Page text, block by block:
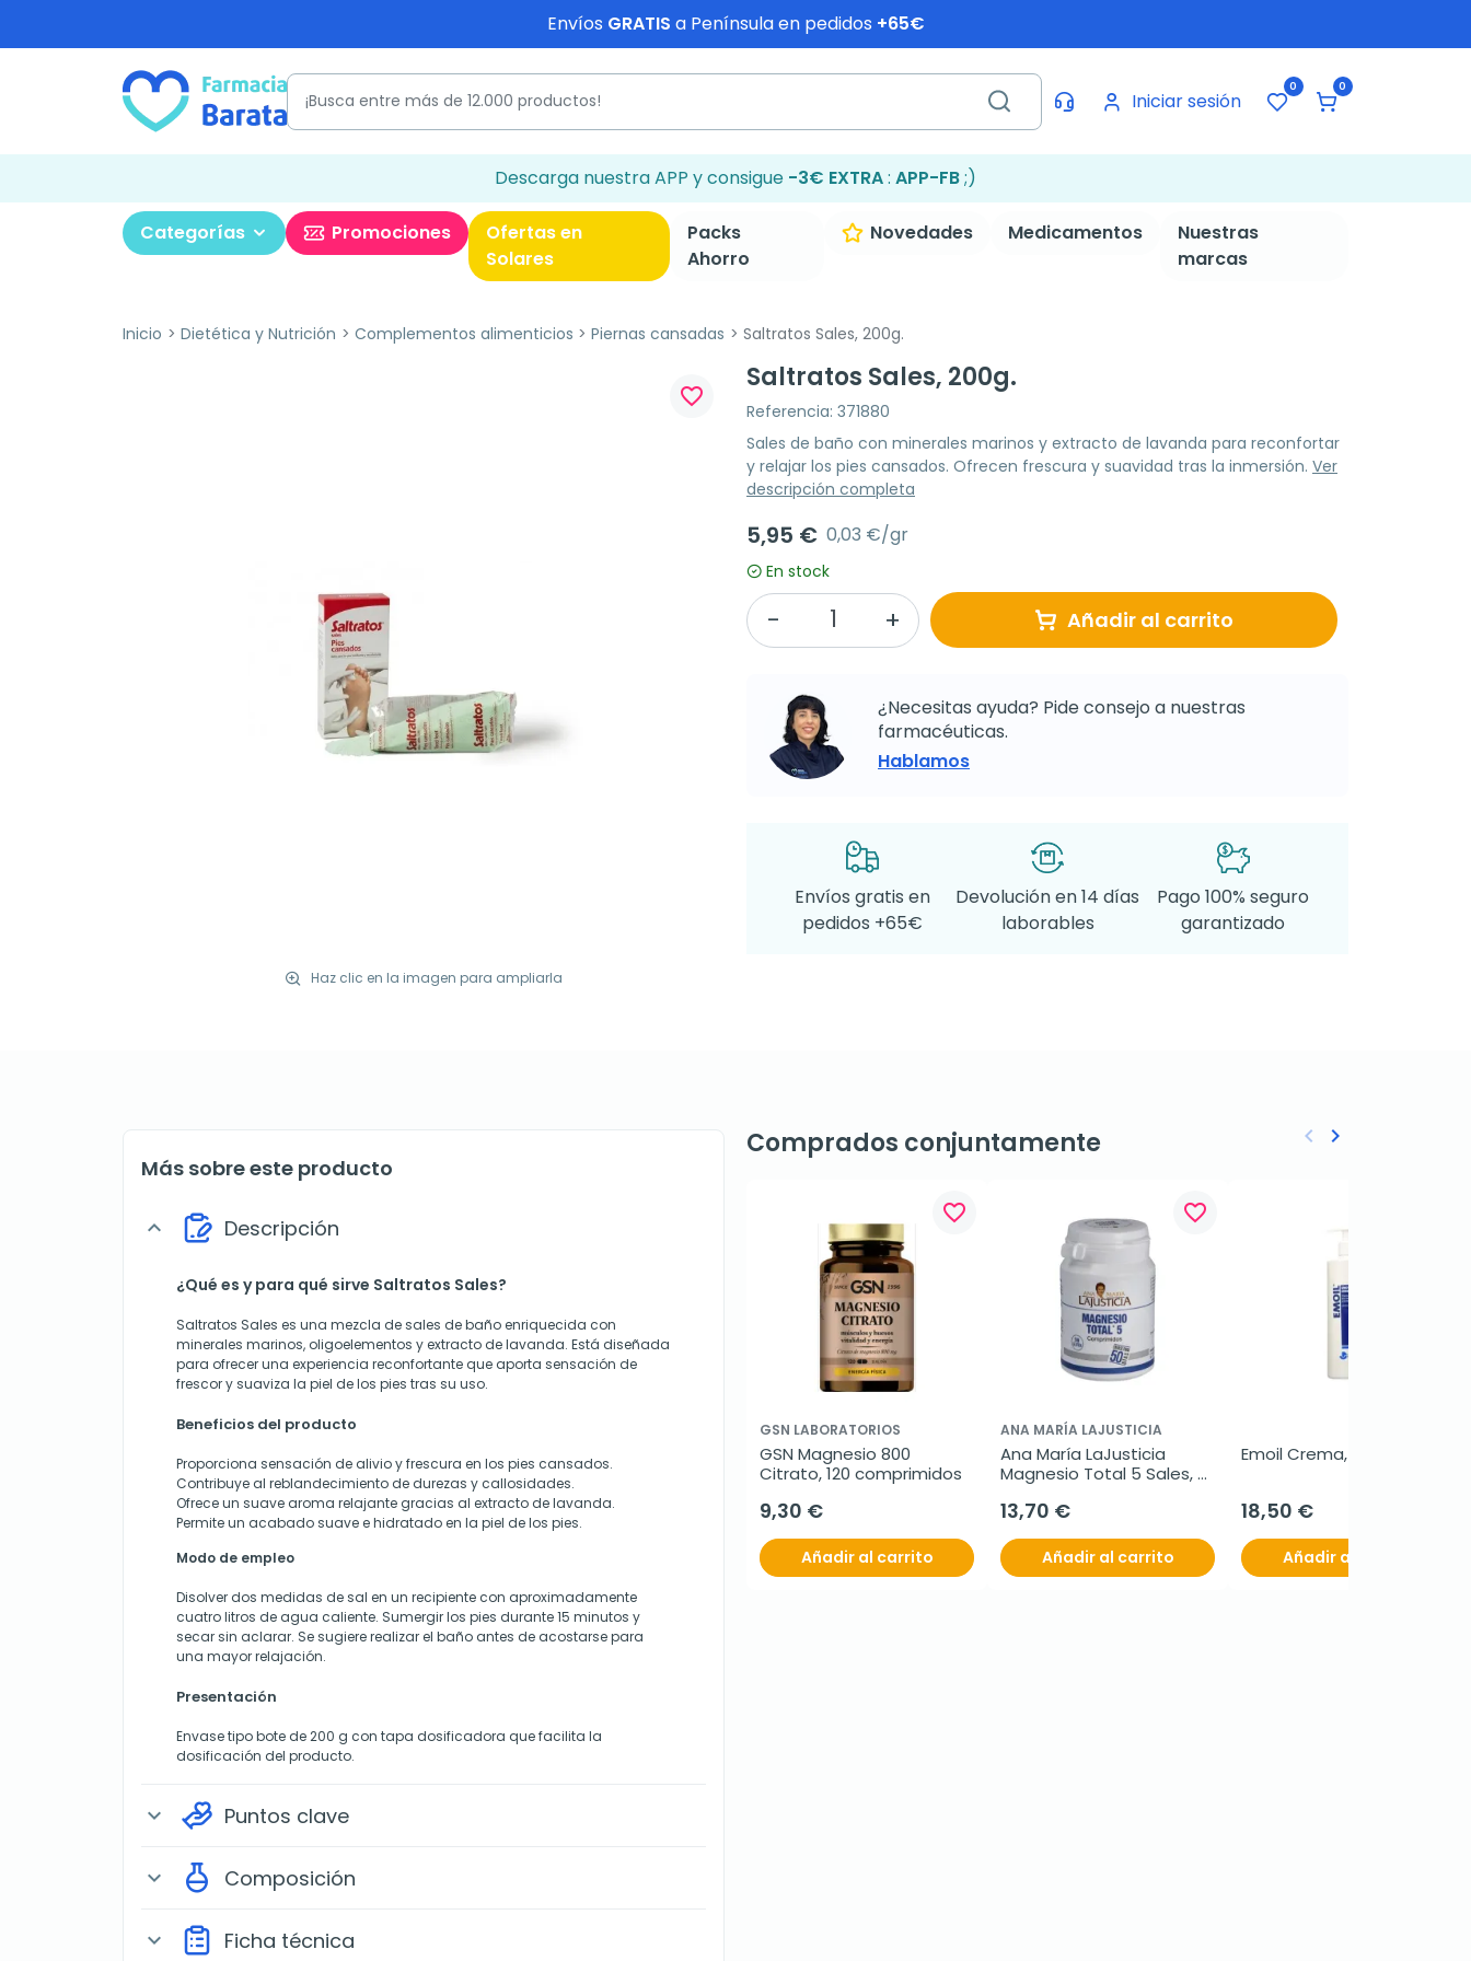
Envíos GRATIS a Península en pedidos +65€
Iniciar sesión
0 0
Descarga nuestra APP y consigue -3€ EXTRA: APP-FB;)
Categorías Promociones
Ofertas en
Solares
Packs
Ahorro
Novedades Medicamentos
Nuestras
marcas
Inicio Dietética y Nutrición Complementos alimenticios Piernas cansadas Saltratos Sales, 200g.
Haz clic en la imagen para ampliarla
favorite_border
Saltratos Sales, 200g.
Referencia: 371880
Sales de baño con minerales marinos y extracto de lavanda para reconfortar
y relajar los pies cansados. Ofrecen frescura y suavidad tras la inmersión. Ver
descripción completa
5,95 € 0,03 €/gr
En stock
Añadir al carrito
¿Necesitas ayuda? Pide consejo a nuestras
farmacéuticas.
Hablamos
Envíos gratis en
pedidos +65€
Devolución en 14 días
laborables
Pago 100% seguro
garantizado
Más sobre este producto
expand_more Descripción
¿Qué es y para qué sirve Saltratos Sales?
Saltratos Sales es una mezcla de sales de baño enriquecida con
minerales marinos, oligoelementos y extracto de lavanda. Está diseñada
para ofrecer una experiencia reconfortante que aporta sensación de
frescor y suaviza la piel de los pies tras su uso.
Beneficios del producto
Proporciona sensación de alivio y frescura en los pies cansados.
Contribuye al reblandecimiento de durezas y callosidades.
Ofrece un suave aroma relajante gracias al extracto de lavanda.
Permite un acabado suave e hidratado en la piel de los pies.
Modo de empleo
Disolver dos medidas de sal en un recipiente con aproximadamente
cuatro litros de agua caliente. Sumergir los pies durante 15 minutos y
secar sin aclarar. Se sugiere realizar el baño antes de acostarse para
una mayor relajación.
Presentación
Envase tipo bote de 200 g con tapa dosificadora que facilita la
dosificación del producto.
expand_more Puntos clave
expand_more Composición
expand_more Ficha técnica
Comprados conjuntamente
favorite_border
GSN LABORATORIOS
GSN Magnesio 800
Citrato, 120 comprimidos
9,30 €
Añadir al carrito
favorite_border
ANA MARÍA LAJUSTICIA
Ana María LaJusticia
Magnesio Total 5 Sales,
13,70 €
Añadir al carrito
Emoil Crema, 500 ml
18,50 €
Añadir al carrito
Anterior
keyboard_arrow_left Siguiente
keyboard_arrow_right